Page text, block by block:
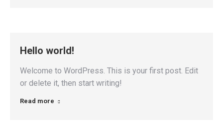
Hello world!
Welcome to WordPress. This is your first post. Edit
or delete it, then start writing!
Read more